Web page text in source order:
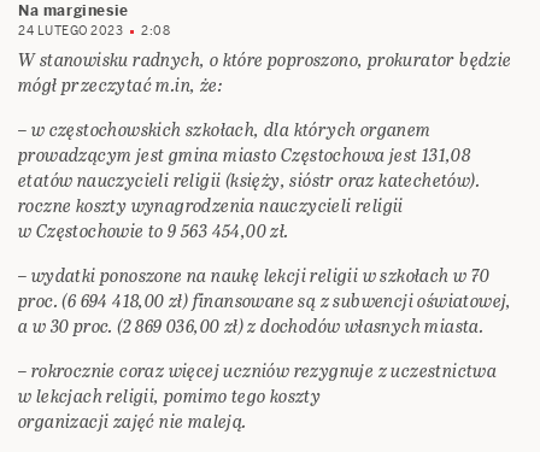
Na marginesie
24 LUTEGO 2023 2:08
W stanowisku radnych, o które poproszono, prokurator będzie
mógł przeczytać m.in, że:
– w częstochowskich szkołach, dla których organem
prowadzącym jest gmina miasto Częstochowa jest 131,08
etatów nauczycieli religii (księży, sióstr oraz katechetów).
roczne koszty wynagrodzenia nauczycieli religii
w Częstochowie to 9 563 454,00 zł.
– wydatki ponoszone na naukę lekcji religii w szkołach w 70
proc. (6 694 418,00 zł) finansowane są z subwencji oświatowej,
a w 30 proc. (2 869 036,00 zł) z dochodów własnych miasta.
– rokrocznie coraz więcej uczniów rezygnuje z uczestnictwa
w lekcjach religii, pomimo tego koszty
organizacji zajęć nie maleją.